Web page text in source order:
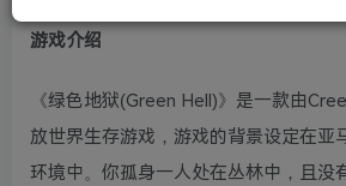
游戏介绍
《绿色地狱(Green Hell)》是一款由
放世界生存游戏，游戏的背景设定在亚
环境中。你孤身一人处在丛林中，且没